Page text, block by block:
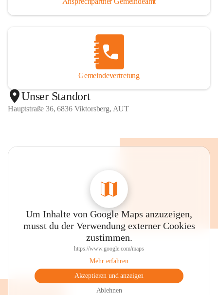
Gemeindevertretung
Unser Standort
Hauptstraße 36, 6836 Viktorsberg, AUT
Um Inhalte von Google Maps anzuzeigen,
musst du der Verwendung externer Cookies
zustimmen.
https://www.google.com/maps
Mehr erfahren
Akzeptieren und anzeigen
Ablehnen